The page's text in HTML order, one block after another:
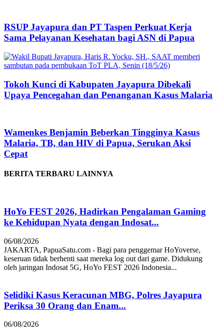
RSUP Jayapura dan PT Taspen Perkuat Kerja
Sama Pelayanan Kesehatan bagi ASN di Papua
Tokoh Kunci di Kabupaten Jayapura Dibekali
Upaya Pencegahan dan Penanganan Kasus Malaria
Wamenkes Benjamin Beberkan Tingginya Kasus
Malaria, TB, dan HIV di Papua, Serukan Aksi
Cepat
BERITA TERBARU LAINNYA
HoYo FEST 2026, Hadirkan Pengalaman Gaming
ke Kehidupan Nyata dengan Indosat...
06/08/2026
JAKARTA, PapuaSatu.com - Bagi para penggemar HoYoverse,
keseruan tidak berhenti saat mereka log out dari game. Didukung
oleh jaringan Indosat 5G, HoYo FEST 2026 Indonesia...
Selidiki Kasus Keracunan MBG, Polres Jayapura
Periksa 30 Orang dan Enam...
06/08/2026